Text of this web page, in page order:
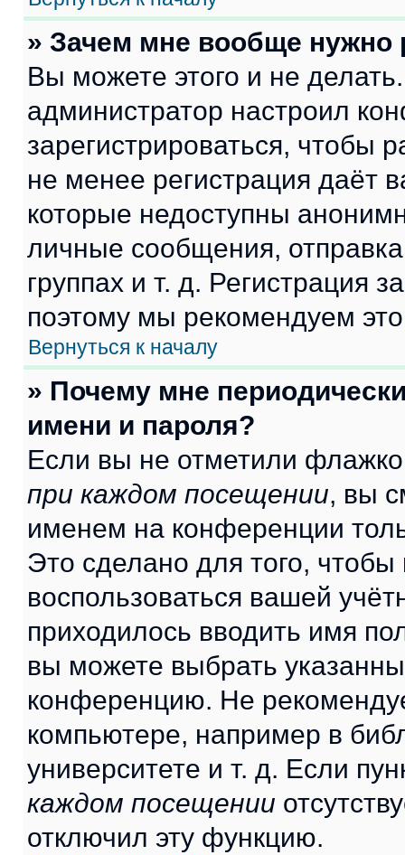
» Зачем мне вообще нужно
Вы можете этого и не
администратор настроил
зарегистрироваться, чтобы
не менее регистрация даёт
которые недоступны
личные сообщения,
группах и т. д. Регистрация
поэтому мы рекомендуем
Вернуться к началу
» Почему мне
имени и пароля?
Если вы не отметили
при каждом посещении, вы
именем на конференции
Это сделано для того, чтобы
воспользоваться вашей
приходилось вводить имя
вы можете выбрать
конференцию. Не
компьютере, например в
университете и т. д. Если
каждом посещении
отключил эту функцию.